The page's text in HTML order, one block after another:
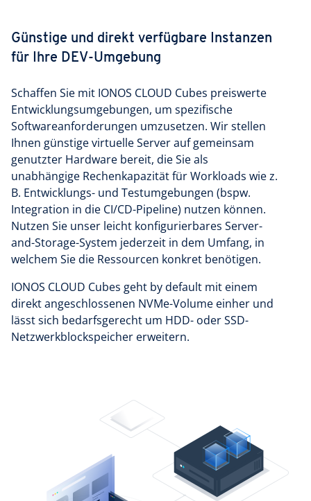
Günstige und direkt verfügbare Instanzen
für Ihre DEV-Umgebung
Schaffen Sie mit IONOS CLOUD Cubes preiswerte
Entwicklungsumgebungen, um spezifische
Softwareanforderungen umzusetzen. Wir stellen
Ihnen günstige virtuelle Server auf gemeinsam
genutzter Hardware bereit, die Sie als
unabhängige Rechenkapazität für Workloads wie z.
B. Entwicklungs- und Testumgebungen (bspw.
Integration in die CI/CD-Pipeline) nutzen können.
Nutzen Sie unser leicht konfigurierbares Server-
and-Storage-System jederzeit in dem Umfang, in
welchem Sie die Ressourcen konkret benötigen.
IONOS CLOUD Cubes geht by default mit einem
direkt angeschlossenen NVMe-Volume einher und
lässt sich bedarfsgerecht um HDD- oder SSD-
Netzwerkblockspeicher erweitern.